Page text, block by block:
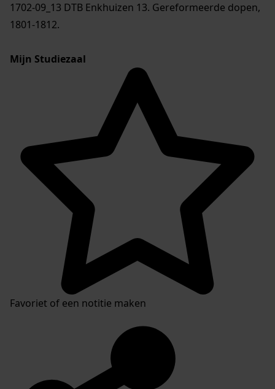
1702-09_13 DTB Enkhuizen 13. Gereformeerde dopen,
1801-1812.
Mijn Studiezaal
Favoriet of een notitie maken